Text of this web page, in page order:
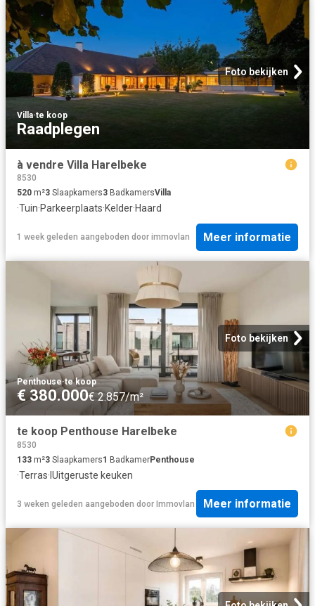
Foto bekijken
Villa·te koop
Raadplegen
à vendre Villa Harelbeke
8530
520 m²3 Slaapkamers3 BadkamersVilla
·Tuin·Parkeerplaats·Kelder·Haard
1 week geleden aangeboden door immovlan Meer informatie
Foto bekijken
Penthouse·te koop
€ 380.000€ 2.857/m²
te koop Penthouse Harelbeke
8530
133 m²3 Slaapkamers1 BadkamerPenthouse
·Terras· IUitgeruste keuken
3 weken geleden aangeboden door Immovlan Meer informatie